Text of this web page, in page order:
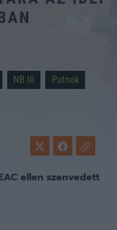
NB III
Putnok
ellen szenvedett